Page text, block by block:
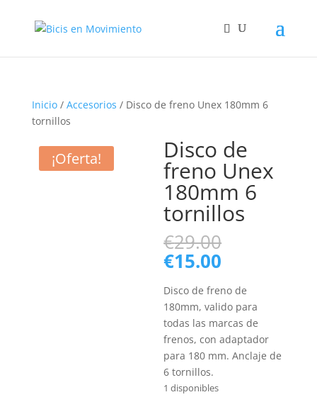
Inicio/ Accesorios / Disco de freno Unex 180mm 6
tornillos
¡Oferta! Disco de
freno Unex
180mm 6
tornillos
€29.00
era:
€29.00.
€15.00
actual
es:
€15.00.
Disco de freno de
180mm, valido para
todas las marcas de
frenos, con adaptador
para 180 mm. Anclaje de
6 tornillos.
1 disponibles